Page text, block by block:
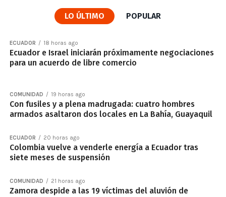
LO ÚLTIMO POPULAR
ECUADOR 18 horas ago
Ecuador e Israel iniciarán próximamente negociaciones
para un acuerdo de libre comercio
COMUNIDAD 19 horas ago
Con fusiles y a plena madrugada: cuatro hombres
armados asaltaron dos locales en La Bahía, Guayaquil
ECUADOR 20 horas ago
Colombia vuelve a venderle energía a Ecuador tras
siete meses de suspensión
COMUNIDAD 21 horas ago
Zamora despide a las 19 víctimas del aluvión de